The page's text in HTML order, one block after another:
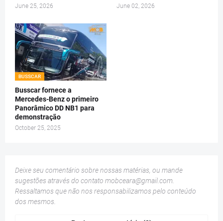
June 25, 2026 June 02, 2026
BUSSCAR
Busscar fornece a
Mercedes-Benz o primeiro
Panorâmico DD NB1 para
demonstração
October 25, 2025
Deixe seu comentário sobre nossas matérias, ou mande
sugestões através do contato mobceara@gmail.com
Ressaltamos que não nos responsabilizamos pelo conteúdo
dos mesmos.